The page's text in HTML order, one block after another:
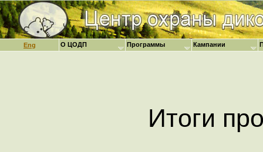
Eng
Итоги
О ЦОДП Программы Кампании